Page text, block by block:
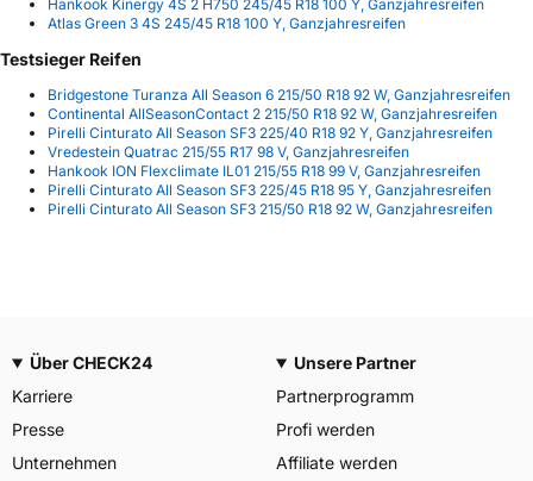
Hankook Kinergy 4S 2 H750 245/45 R18 100 Y, Ganzjahresreifen
Atlas Green 3 4S 245/45 R18 100 Y, Ganzjahresreifen
Testsieger Reifen
Bridgestone Turanza All Season 6 215/50 R18 92 W, Ganzjahresreifen
Continental AllSeasonContact 2 215/50 R18 92 W, Ganzjahresreifen
Pirelli Cinturato All Season SF3 225/40 R18 92 Y, Ganzjahresreifen
Vredestein Quatrac 215/55 R17 98 V, Ganzjahresreifen
Hankook ION Flexclimate IL01 215/55 R18 99 V, Ganzjahresreifen
Pirelli Cinturato All Season SF3 225/45 R18 95 Y, Ganzjahresreifen
Pirelli Cinturato All Season SF3 215/50 R18 92 W, Ganzjahresreifen
Über CHECK24
Karriere
Presse
Unternehmen
Unsere Partner
Partnerprogramm
Profi werden
Affiliate werden